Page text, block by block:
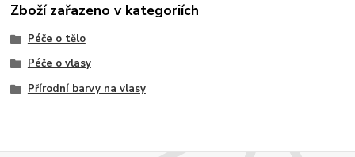
Zboží zařazeno v kategoriích
Péče o tělo
Péče o vlasy
Přírodní barvy na vlasy